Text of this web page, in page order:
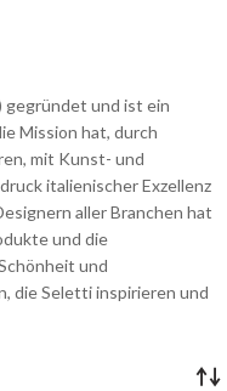
gegründet und ist ein
Mission hat, durch
mit Kunst- und
italienischer Exzellenz
aller Branchen hat
und die
und
die Seletti inspirieren und